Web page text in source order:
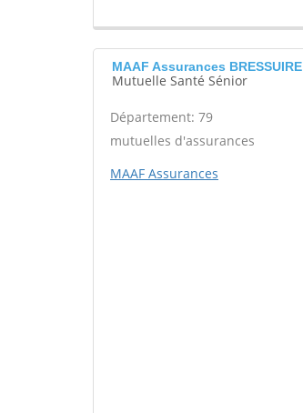
MAAF Assurances BRESSUIRE
Mutuelle Santé Sénior
Département: 79
mutuelles d'assurances
MAAF Assurances